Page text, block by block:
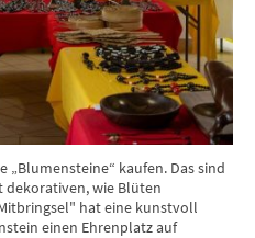
„Blumensteine“ kaufen. Das sind
dekorativen, wie Blüten
hat eine kunstvoll
einen Ehrenplatz auf